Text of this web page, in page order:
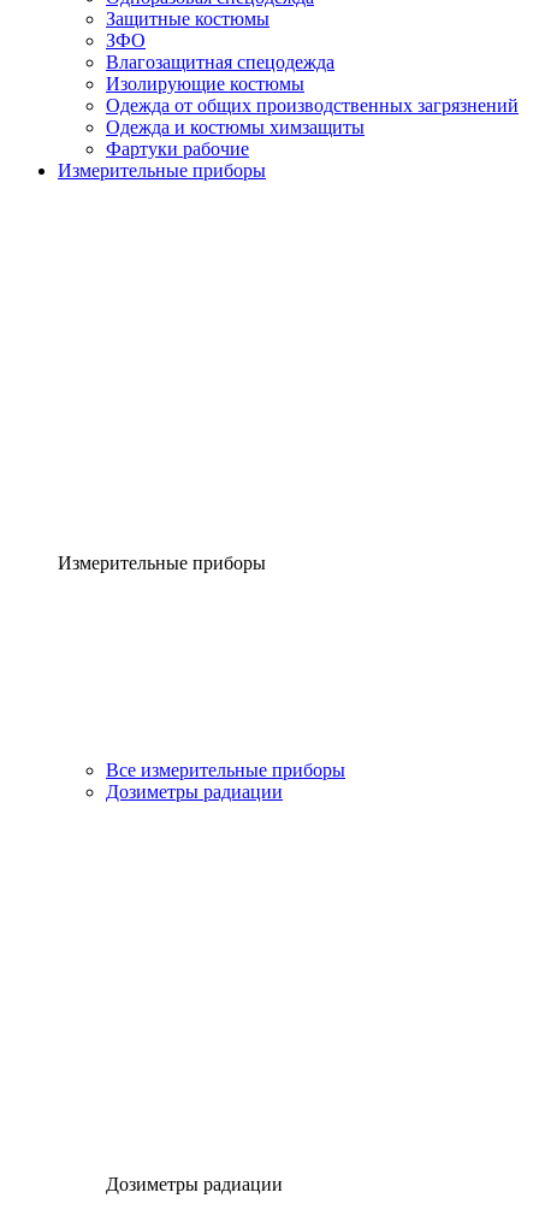
Защитные костюмы
ЗФО
Влагозащитная спецодежда
Изолирующие костюмы
Одежда от общих производственных загрязнений
Одежда и костюмы химзащиты
Фартуки рабочие
Измерительные приборы
Измерительные приборы
Все измерительные приборы
Дозиметры радиации
Дозиметры радиации